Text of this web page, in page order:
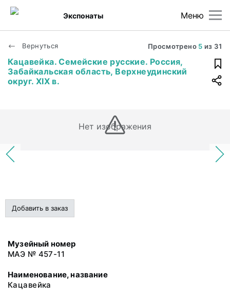
Меню
Экспонаты
Вернуться Просмотрено 5 из 31
Кацавейка. Семейские русские. Россия,
Забайкальская область, Верхнеудинский
округ. XIX в.
Нет изображения
Добавить в заказ
Музейный номер
МАЭ № 457-11
Наименование, название
Кацавейка